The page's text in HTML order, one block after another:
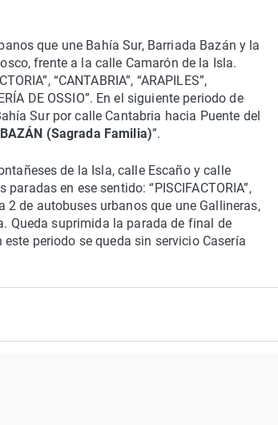
que une Bahía Sur, Barriada Bazán y la
frente a la calle Camarón de la Isla.
“CANTABRIA”, “ARAPILES”,
DE OSSIO”. En el siguiente periodo de
Sur por calle Cantabria hacia Puente del
BAZÁN (Sagrada Familia)”.
de la Isla, calle Escaño y calle
en ese sentido: “PISCIFACTORIA”,
2 de autobuses urbanos que une Gallineras,
Queda suprimida la parada de final de
periodo se queda sin servicio Casería